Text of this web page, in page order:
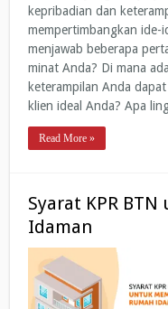
kepribadian dan
mempertimbangkan ide-
menjawab beberapa
minat Anda? Di mana
keterampilan Anda
klien ideal Anda? Apa
Read More »
Syarat KPR
Idaman